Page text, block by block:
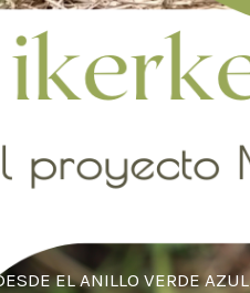
EL ANILLO VERDE